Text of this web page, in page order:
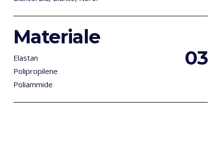
Materiale
Elastan
Polipropilene
Poliammide
03